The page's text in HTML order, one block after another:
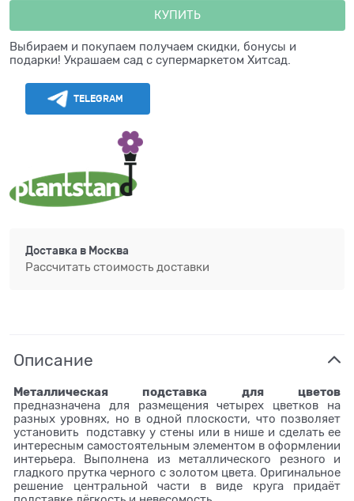
КУПИТЬ
Выбираем и покупаем получаем скидки, бонусы и
подарки! Украшаем сад с супермаркетом Хитсад.
TELEGRAM
Доставка в Москва
Рассчитать стоимость доставки
Описание
Металлическая подставка для цветов
предназначена для размещения четырех цветков на
разных уровнях, но в одной плоскости, что позволяет
установить подставку у стены или в нише и сделать ее
интересным самостоятельным элементом в оформлении
интерьера. Выполнена из металлического резного и
гладкого прутка черного с золотом цвета. Оригинальное
решение центральной части в виде круга придаёт